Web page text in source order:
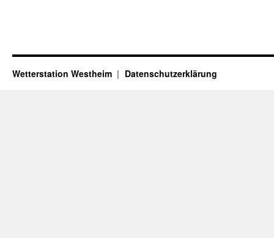
Wetterstation Westheim Datenschutzerklärung